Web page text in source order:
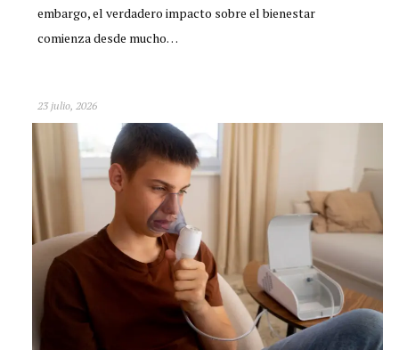
embargo, el verdadero impacto sobre el bienestar
comienza desde mucho…
23 julio, 2026